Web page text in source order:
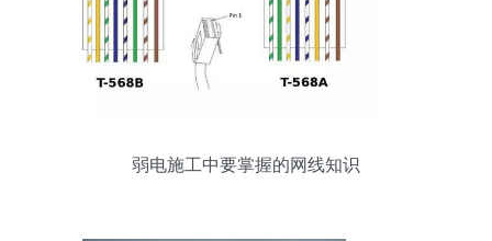
弱电施工中要掌握的网线知识